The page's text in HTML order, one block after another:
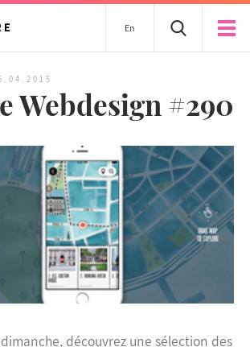
En
Webdesign #290
découvrez une sélection des